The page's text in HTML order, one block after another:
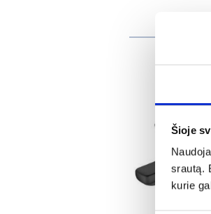
Šioje
srautą.
kurie